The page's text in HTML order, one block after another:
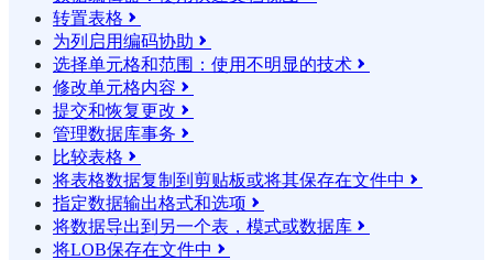
转置表格 
为列启用编码协助 
选择单元格和范围：使用不明显的技术 
修改单元格内容 
提交和恢复更改 
管理数据库事务 
比较表格 
将表格数据复制到剪贴板或将其保存在文件中 
指定数据输出格式和选项 
将数据导出到另一个表，模式或数据库 
将LOB保存在文件中 